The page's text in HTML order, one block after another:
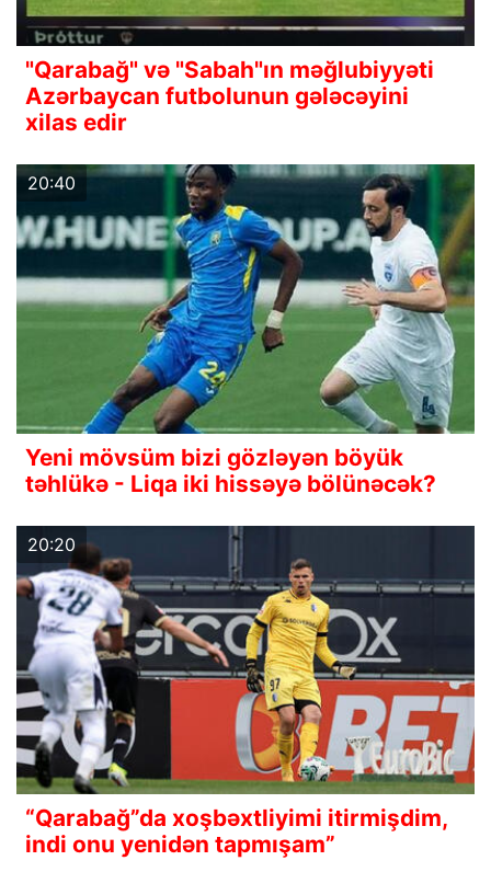
"Qarabağ" və "Sabah"ın məğlubiyyəti
Azərbaycan futbolunun gələcəyini
xilas edir
20:40
Yeni mövsüm bizi gözləyən böyük
təhlükə - Liqa iki hissəyə bölünəcək?
20:20
“Qarabağ”da xoşbəxtliyimi itirmişdim,
indi onu yenidən tapmışam”